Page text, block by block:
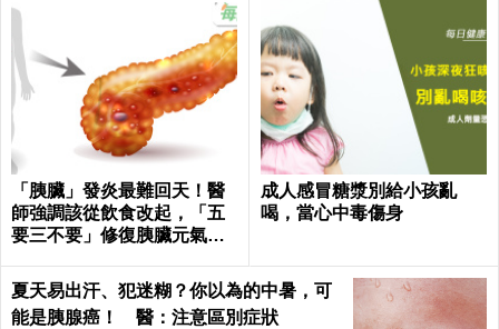
「胰臟」發炎最難回天！醫
師強調該從飲食改起，「五
要三不要」修復胰臟元氣｜
成人感冒糖漿別給小孩亂
喝，當心中毒傷身
夏天易出汗、犯迷糊？你以為的中暑，可
能是胰腺癌！ 醫：注意區別症狀